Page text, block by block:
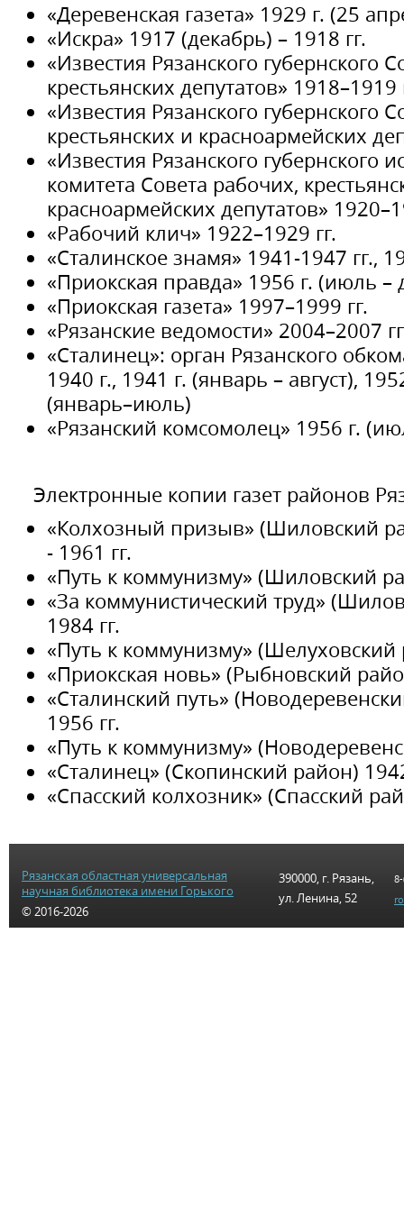
«Деревенская газета» 1929 г. (25
«Искра» 1917 (декабрь) – 1918 гг.
«Известия Рязанского губернского
крестьянских депутатов» 1918–1919
«Известия Рязанского губернского
крестьянских и красноармейских
«Известия Рязанского губернского
комитета Совета рабочих,
красноармейских депутатов»
«Рабочий клич» 1922–1929 гг.
«Сталинское знамя» 1941-1947 гг.,
«Приокская правда» 1956 г. (июль –
«Приокская газета» 1997–1999 гг.
«Рязанские ведомости» 2004–2007
«Сталинец»: орган Рязанского
1940 г., 1941 г. (январь – август),
(январь–июль)
«Рязанский комсомолец» 1956 г.
Электронные копии газет районов
«Колхозный призыв» (Шиловский
- 1961 гг.
«Путь к коммунизму» (Шиловский
«За коммунистический труд»
1984 гг.
«Путь к коммунизму» (Шелуховский
«Приокская новь» (Рыбновский
«Сталинский путь»
1956 гг.
«Путь к коммунизму»
«Сталинец» (Скопинский район)
«Спасский колхозник» (Спасский
Рязанская областная универсальная
научная библиотека имени Горького
© 2016-2026
390000, г. Рязань,
ул. Ленина, 52